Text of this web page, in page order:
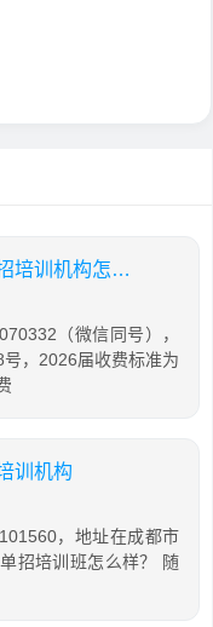
四川单招培训机构怎么样，四川单招培训机构怎么样知乎
（微信同号），
，2026届收费标准为
训机构
，地址在成都市
招培训班怎么样？ 随